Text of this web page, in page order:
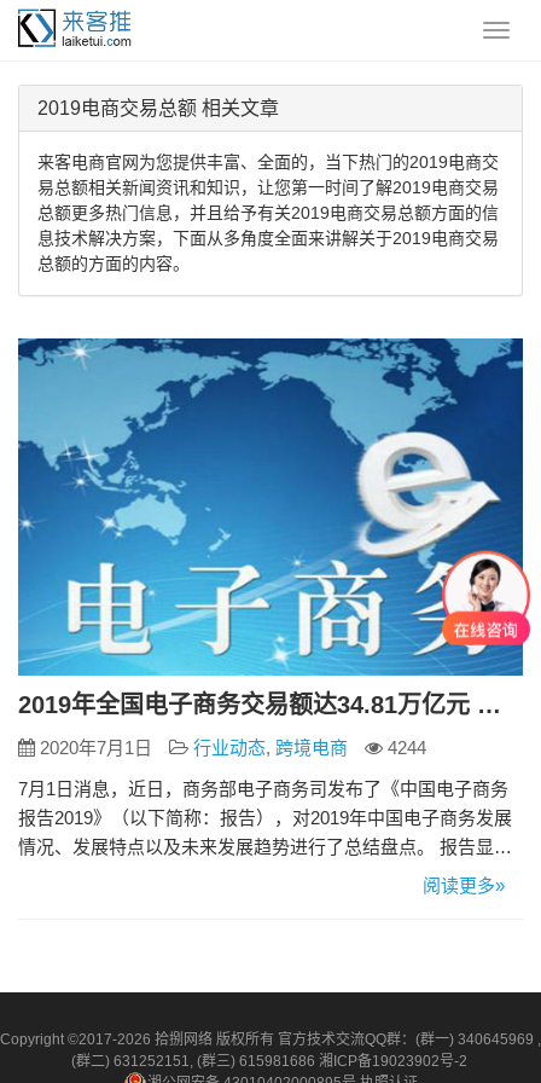
2019电商交易总额 相关文章
来客电商官网为您提供丰富、全面的，当下热门的2019电商交
易总额相关新闻资讯和知识，让您第一时间了解2019电商交易
总额更多热门信息，并且给予有关2019电商交易总额方面的信
息技术解决方案，下面从多角度全面来讲解关于2019电商交易
总额的方面的内容。
2019年全国电子商务交易额达34.81万亿元 全国农村网络零售额达1.7万亿元
2020年7月1日 行业动态, 跨境电商
4244
7月1日消息，近日，商务部电子商务司发布了《中国电子商务
报告2019》（以下简称：报告），对2019年中国电子商务发展
情况、发展特点以及未来发展趋势进行了总结盘点。 报告显
示，2019年，全国电子商务交易额达34.81万亿元，其中网上零
阅读更多»
Copyright ©2017-2026 拾捌网络 版权所有 官方技术交流QQ群：(群一) 340645969 ,
(群二) 631252151, (群三) 615981686 湘ICP备19023902号-2